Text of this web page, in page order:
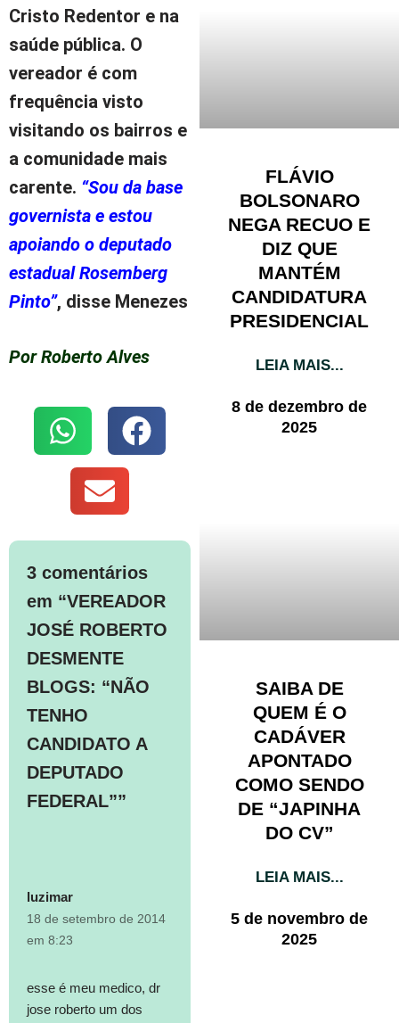
Cristo Redentor e na
saúde pública. O
vereador é com
frequência visto
visitando os bairros e
a comunidade mais
carente. “Sou da base
governista e estou
apoiando o deputado
estadual Rosemberg
Pinto”, disse Menezes
Por Roberto Alves
3 comentários
em “VEREADOR
JOSÉ ROBERTO
DESMENTE
BLOGS: “NÃO
TENHO
CANDIDATO A
DEPUTADO
FEDERAL””
luzimar
18 de setembro de 2014
em 8:23
esse é meu medico, dr
jose roberto um dos
FLÁVIO
BOLSONARO
NEGA RECUO E
DIZ QUE
MANTÉM
CANDIDATURA
PRESIDENCIAL
LEIA MAIS...
8 de dezembro de
2025
SAIBA DE
QUEM É O
CADÁVER
APONTADO
COMO SENDO
DE “JAPINHA
DO CV”
LEIA MAIS...
5 de novembro de
2025